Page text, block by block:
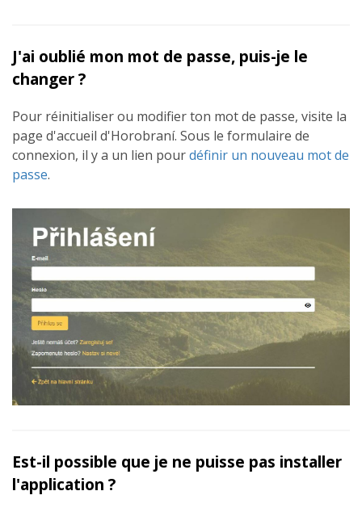
J'ai oublié mon mot de passe, puis-je le
changer ?
Pour réinitialiser ou modifier ton mot de passe, visite la
page d'accueil d'Horobraní. Sous le formulaire de
connexion, il y a un lien pourdéfinir un nouveau mot de
passe.
Est-il possible que je ne puisse pas installer
l'application ?